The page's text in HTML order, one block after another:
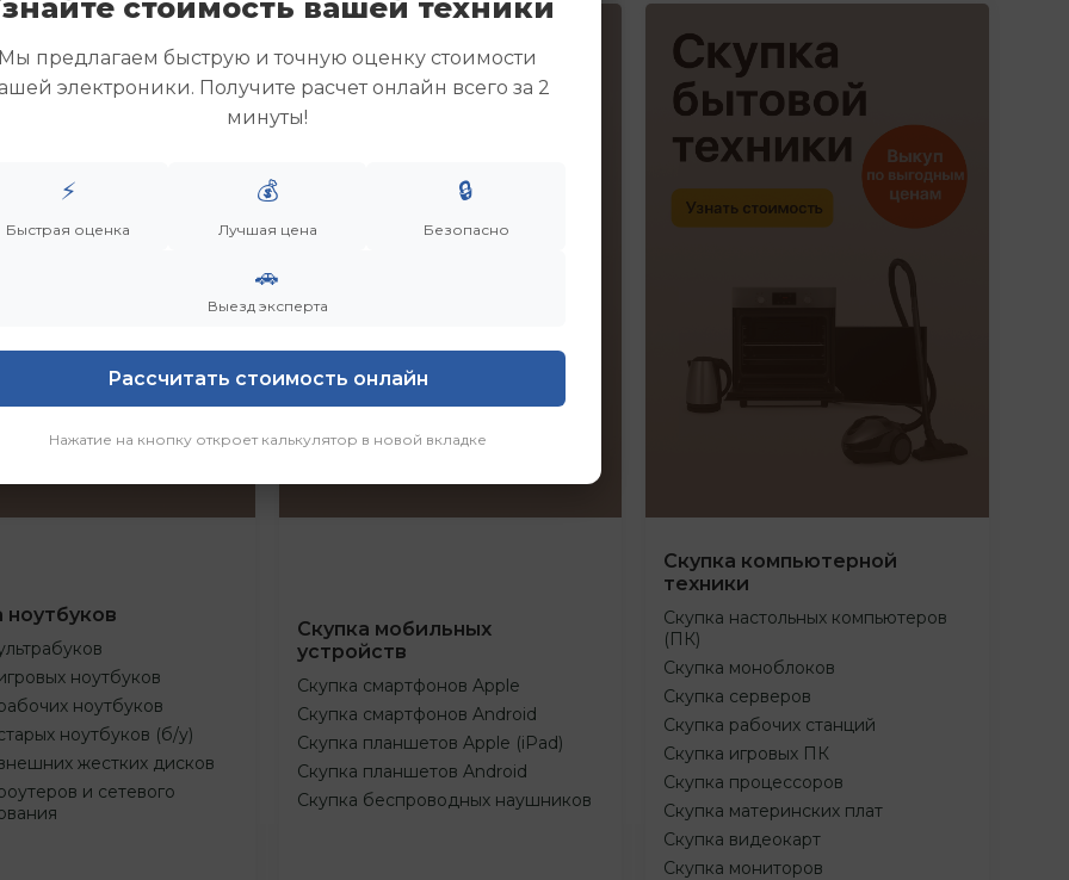
ноутбуков
ноутбуков
ноутбуков
ноутбуков (б/у)
жестких дисков
и сетевого
Скупка мобильных
устройств
Скупка смартфонов Apple
Скупка смартфонов Android
Скупка планшетов Apple (iPad)
Скупка планшетов Android
Скупка беспроводных наушников
Скупка компьютерной
техники
Скупка настольных компьютеров
(ПК)
Скупка моноблоков
Скупка серверов
Скупка рабочих станций
Скупка игровых ПК
Скупка процессоров
Скупка материнских плат
Скупка видеокарт
Скупка мониторов
стоимость вашей техники
предлагаем быструю и точную оценку стоимости
электроники. Получите расчет онлайн всего за 2
минуты!
⚡
Быстрая оценка
💰
Лучшая цена
🔒
Безопасно
🚗
Выезд эксперта
Рассчитать стоимость онлайн
Нажатие на кнопку откроет калькулятор в новой вкладке